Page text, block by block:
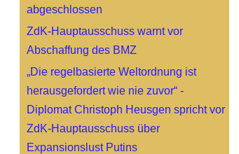
abgeschlossen
ZdK-Hauptausschuss warnt vor
Abschaffung des BMZ
„Die regelbasierte Weltordnung ist
herausgefordert wie nie zuvor“ -
Diplomat Christoph Heusgen spricht vor
ZdK-Hauptausschuss über
Expansionslust Putins